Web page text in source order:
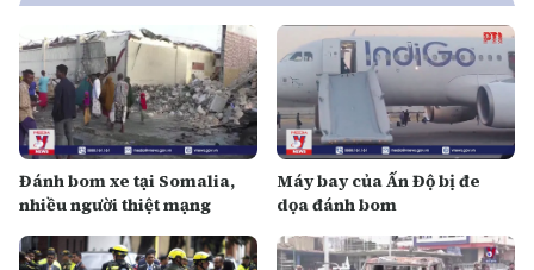
Đánh bom xe tại Somalia,
nhiều người thiệt mạng
Máy bay của Ấn Độ bị đe
dọa đánh bom